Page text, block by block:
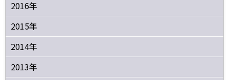
2016年
2015年
2014年
2013年